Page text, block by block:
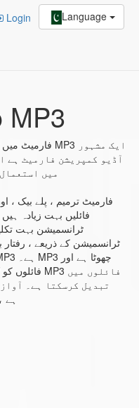
Language
Login
MP3
آڈیو کمپریشن فارمیٹ ہے
میں
ٹرانسمیشن بہت
ٹرانسمیشن کے ذریعے ،
تبدیل کرسکتا ہے۔
ہے